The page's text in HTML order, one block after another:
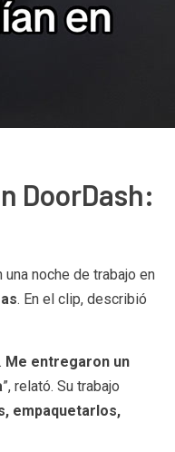
DoorDash:
noche de trabajo en
. En el clip, describió
Me entregaron un
”, relató. Su trabajo
empaquetarlos,